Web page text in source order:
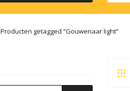
Producten getagged “Gouwenaar light”